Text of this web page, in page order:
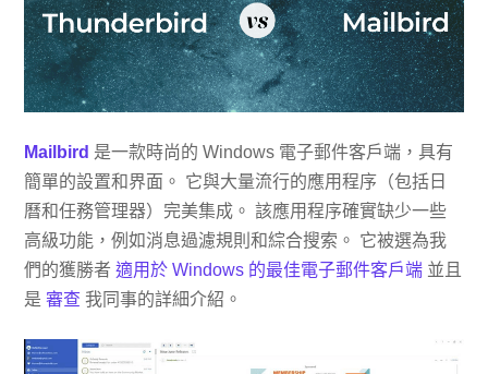
Mailbird 是一款時尚的 Windows 電子郵件客戶端，具有
簡單的設置和界面。 它與大量流行的應用程序（包括日
曆和任務管理器）完美集成。 該應用程序確實缺少一些
高級功能，例如消息過濾規則和綜合搜索。 它被選為我
們的獲勝者適用於 Windows 的最佳電子郵件客戶端 並且
是審查 我同事的詳細介紹。